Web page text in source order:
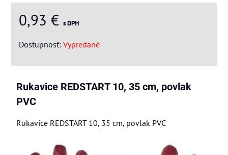
0,93 € s DPH
Dostupnosť: Vypredané
Rukavice REDSTART 10, 35 cm, povlak
PVC
Rukavice REDSTART 10, 35 cm, povlak PVC